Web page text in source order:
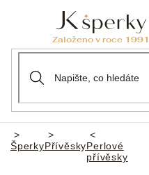
Domů
ŠperkyPřívěskyPerlové
přívěsky